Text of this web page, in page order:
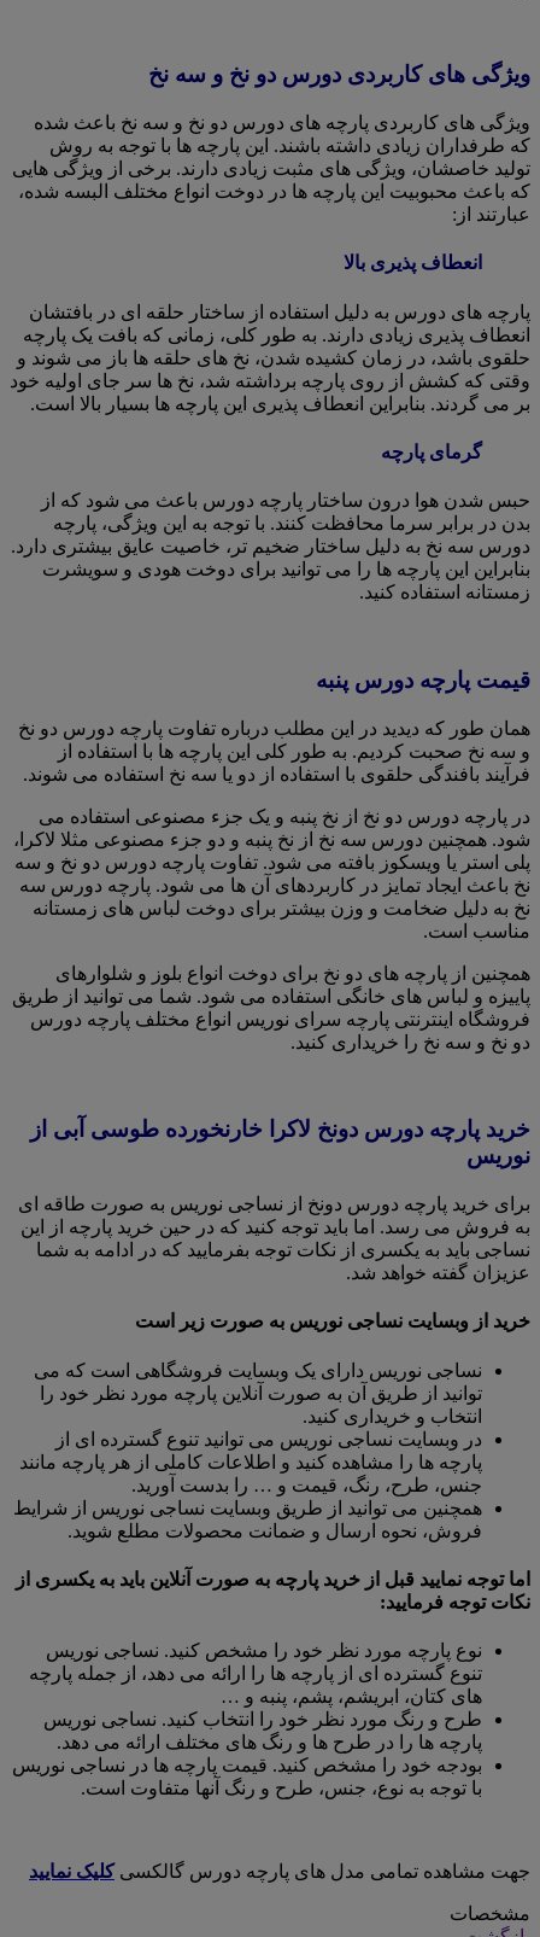
ویژگی های کاربردی دورس دو نخ و سه نخ
ویژگی های کاربردی پارچه های دورس دو نخ و سه نخ باعث شده
که طرفداران زیادی داشته باشند. این پارچه ها با توجه به روش
تولید خاصشان، ویژگی های مثبت زیادی دارند. برخی از ویژگی هایی
که باعث محبوبیت این پارچه ها در دوخت انواع مختلف البسه شده،
عبارتند از:
انعطاف پذیری بالا
پارچه های دورس به دلیل استفاده از ساختار حلقه ای در بافتشان
انعطاف پذیری زیادی دارند. به طور کلی، زمانی که بافت یک پارچه
حلقوی باشد، در زمان کشیده شدن، نخ های حلقه ها باز می شوند و
وقتی که کشش از روی پارچه برداشته شد، نخ ها سر جای اولیه خود
بر می گردند. بنابراین انعطاف پذیری این پارچه ها بسیار بالا است.
گرمای پارچه
حبس شدن هوا درون ساختار پارچه دورس باعث می شود که از
بدن در برابر سرما محافظت کنند. با توجه به این ویژگی، پارچه
دورس سه نخ به دلیل ساختار ضخیم تر، خاصیت عایق بیشتری دارد.
بنابراین این پارچه ها را می توانید برای دوخت هودی و سویشرت
زمستانه استفاده کنید.
قیمت پارچه دورس پنبه
همان طور که دیدید در این مطلب درباره تفاوت پارچه دورس دو نخ
و سه نخ صحبت کردیم. به طور کلی این پارچه ها با استفاده از
فرآیند بافندگی حلقوی با استفاده از دو یا سه نخ استفاده می شوند.
در پارچه دورس دو نخ از نخ پنبه و یک جزء مصنوعی استفاده می
شود. همچنین دورس سه نخ از نخ پنبه و دو جزء مصنوعی مثلا لاکرا،
پلی استر یا ویسکوز بافته می شود. تفاوت پارچه دورس دو نخ و سه
نخ باعث ایجاد تمایز در کاربردهای آن ها می شود. پارچه دورس سه
نخ به دلیل ضخامت و وزن بیشتر برای دوخت لباس های زمستانه
مناسب است.
همچنین از پارچه های دو نخ برای دوخت انواع بلوز و شلوارهای
پاییزه و لباس های خانگی استفاده می شود. شما می توانید از طریق
فروشگاه اینترنتی پارچه سرای نوریس انواع مختلف پارچه دورس
دو نخ و سه نخ را خریداری کنید.
خرید پارچه دورس دونخ لاکرا خارنخورده طوسی آبی از
نوریس
برای خرید پارچه دورس دونخ از نساجی نوریس به صورت طاقه ای
به فروش می رسد. اما باید توجه کنید که در حین خرید پارچه از این
نساجی باید به یکسری از نکات توجه بفرمایید که در ادامه به شما
عزیزان گفته خواهد شد.
خرید از وبسایت نساجی نوریس به صورت زیر است
نساجی نوریس دارای یک وبسایت فروشگاهی است که می
توانید از طریق آن به صورت آنلاین پارچه مورد نظر خود را
انتخاب و خریداری کنید.
در وبسایت نساجی نوریس می توانید تنوع گسترده ای از
پارچه ها را مشاهده کنید و اطلاعات کاملی از هر پارچه مانند
جنس، طرح، رنگ، قیمت و … را بدست آورید.
همچنین می توانید از طریق وبسایت نساجی نوریس از شرایط
فروش، نحوه ارسال و ضمانت محصولات مطلع شوید.
اما توجه نمایید قبل از خرید پارچه به صورت آنلاین باید به یکسری از
نکات توجه فرمایید:
نوع پارچه مورد نظر خود را مشخص کنید. نساجی نوریس
تنوع گسترده ای از پارچه ها را ارائه می دهد، از جمله پارچه
های کتان، ابریشم، پشم، پنبه و …
طرح و رنگ مورد نظر خود را انتخاب کنید. نساجی نوریس
پارچه ها را در طرح ها و رنگ های مختلف ارائه می دهد.
بودجه خود را مشخص کنید. قیمت پارچه ها در نساجی نوریس
با توجه به نوع، جنس، طرح و رنگ آنها متفاوت است.
جهت مشاهده تمامی مدل های پارچه دورس گالکسیکلیک نمایید
مشخصات